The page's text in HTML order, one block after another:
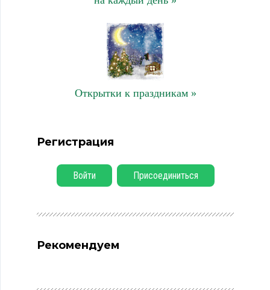
Открытки к праздникам »
Регистрация
Войти Присоединиться
Рекомендуем